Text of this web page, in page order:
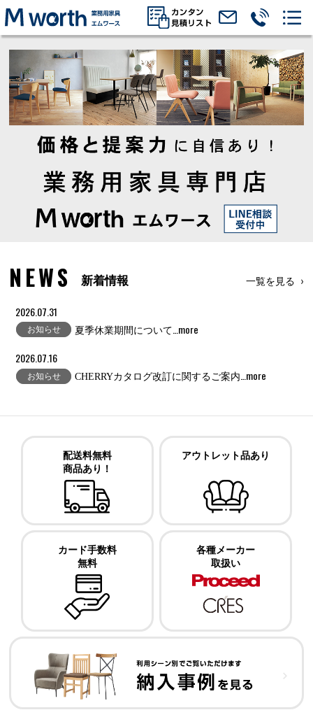
NEWS 新着情報 一覧を見る
2026.07.31
お知らせ 夏季休業期間について
…more
2026.07.16
お知らせ CHERRYカタログ改訂に関するご案内…more
配送料無料
商品あり！
アウトレット品あり
カード手数料
無料
各種メーカー
取扱い